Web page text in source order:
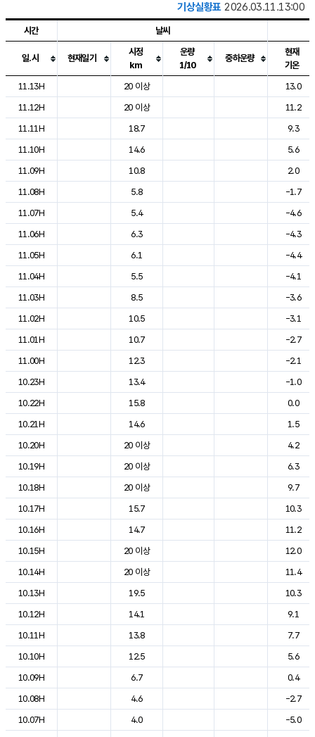
기상실황표 2026.03.11.13:00
도시별 기상실황표로 지점, 날씨, 기온, 강수, 바람, 기압등을 안내한 표입
시간 날씨
일.시 현재일기
시정
km
운량
1/10
중하운량
현재
기온
11.13H
20 이상
13.0
11.12H
20 이상
11.2
11.11H
18.7
9.3
11.10H
14.6
5.6
11.09H
10.8
2.0
11.08H
5.8
-1.7
11.07H
5.4
-4.6
11.06H
6.3
-4.3
11.05H
6.1
-4.4
11.04H
5.5
-4.1
11.03H
8.5
-3.6
11.02H
10.5
-3.1
11.01H
10.7
-2.7
11.00H
12.3
-2.1
10.23H
13.4
-1.0
10.22H
15.8
0.0
10.21H
14.6
1.5
10.20H
20 이상
4.2
10.19H
20 이상
6.3
10.18H
20 이상
9.7
10.17H
15.7
10.3
10.16H
14.7
11.2
10.15H
20 이상
12.0
10.14H
20 이상
11.4
10.13H
19.5
10.3
10.12H
14.1
9.1
10.11H
13.8
7.7
10.10H
12.5
5.6
10.09H
6.7
0.4
10.08H
4.6
-2.7
10.07H
4.0
-5.0